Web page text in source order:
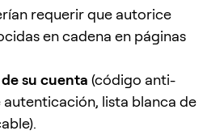
requerir que autorice
en cadena en páginas
su cuenta (código anti-
lista blanca de